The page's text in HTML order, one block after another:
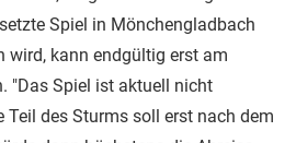
Spiel in Mönchengladbach
kann endgültig erst am
"Das Spiel ist aktuell nicht
Teil des Sturms soll erst nach dem